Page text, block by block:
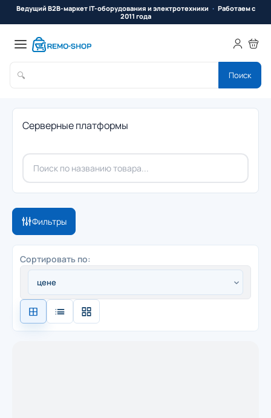
Ведущий B2B-маркет IT-оборудования и электротехники
Работаем с
2011 года
🔍 Поиск
Серверные платформы
Фильтры
Сортировать по: